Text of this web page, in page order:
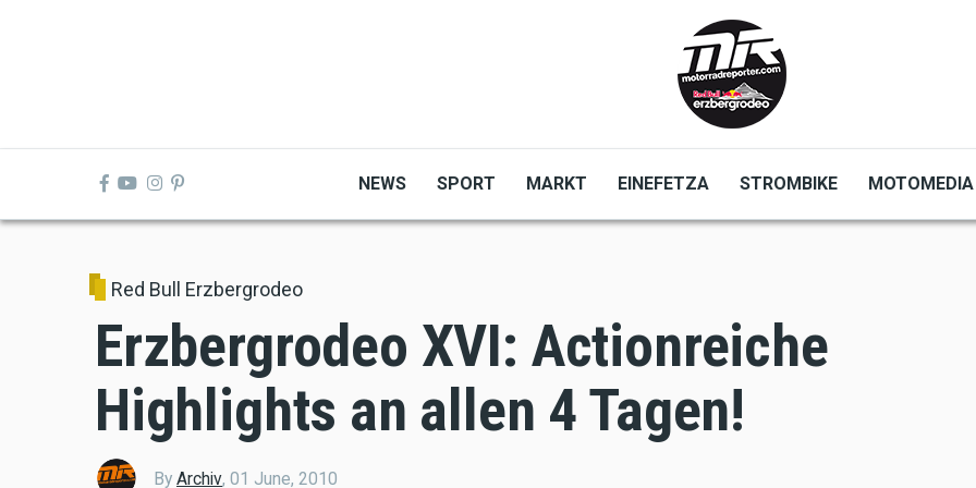
NEWS SPORT MARKT EINEFETZA STROMBIKE MOTOMEDIA
Red Bull Erzbergrodeo
Erzbergrodeo XVI: Actionreiche
Highlights an allen 4 Tagen!
By Archiv, 01 June, 2010